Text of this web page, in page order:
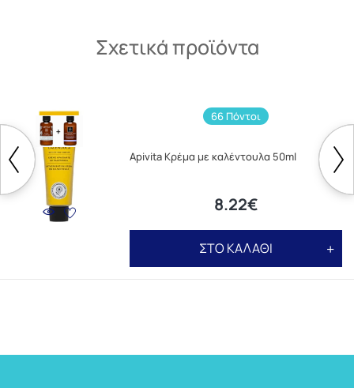
Σχετικά προϊόντα
66 Πόντοι
Apivita Κρέμα με καλέντουλα 50ml
8.22€
ΣΤΟ ΚΑΛΑΘΙ